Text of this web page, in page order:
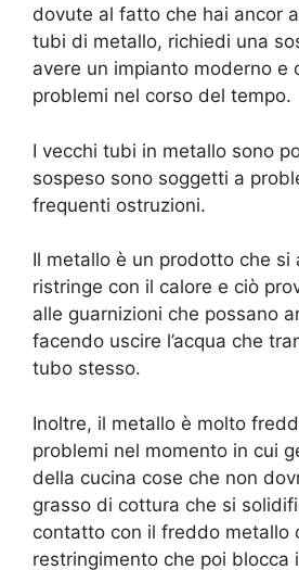
dovute al fatto che hai ancor
tubi di metallo, richiedi una
avere un impianto moderno e
problemi nel corso del tempo.
I vecchi tubi in metallo sono
sospeso sono soggetti a
frequenti ostruzioni.
Il metallo è un prodotto che si
ristringe con il calore e ciò
alle guarnizioni che possano
facendo uscire l’acqua che
tubo stesso.
Inoltre, il metallo è molto
problemi nel momento in cui
della cucina cose che non
grasso di cottura che si
contatto con il freddo metallo
restringimento che poi blocca